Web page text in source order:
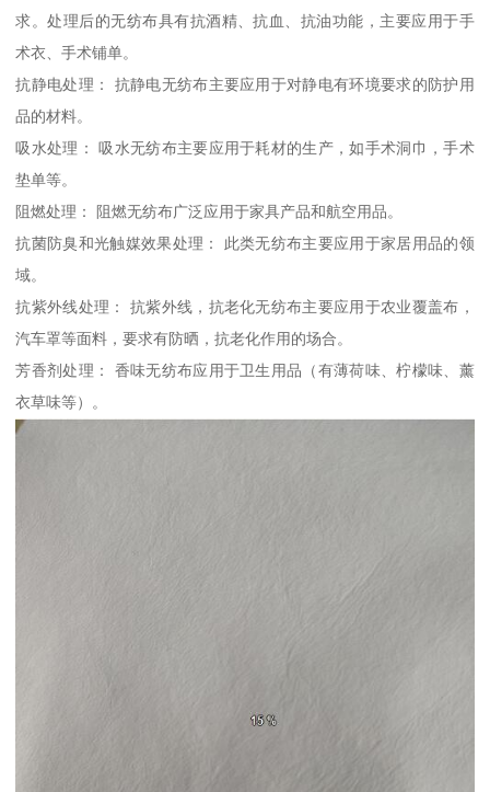
求。处理后的无纺布具有抗酒精、抗血、抗油功能，主要应用于手
术衣、手术铺单。
抗静电处理： 抗静电无纺布主要应用于对静电有环境要求的防护用
品的材料。
吸水处理： 吸水无纺布主要应用于耗材的生产，如手术洞巾，手术
垫单等。
阻燃处理： 阻燃无纺布广泛应用于家具产品和航空用品。
抗菌防臭和光触媒效果处理： 此类无纺布主要应用于家居用品的领
域。
抗紫外线处理： 抗紫外线，抗老化无纺布主要应用于农业覆盖布，
汽车罩等面料，要求有防晒，抗老化作用的场合。
芳香剂处理： 香味无纺布应用于卫生用品（有薄荷味、柠檬味、薰
衣草味等）。